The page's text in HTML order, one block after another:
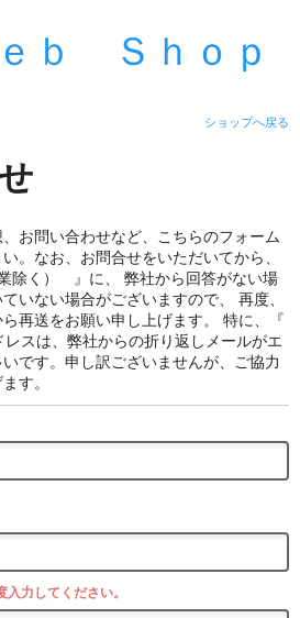
ｂ Ｓｈｏｐ
ショップへ戻る
お問い合わせなど、こちらのフォーム
。なお、お問合せをいただいてから、
除く） 』に、 弊社から回答がない場
いない場合がございますので、 再度、
再送をお願い申し上げます。 特に、『
スは、弊社からの折り返しメールがエ
です。申し訳ございませんが、ご協力
す。
力してください。